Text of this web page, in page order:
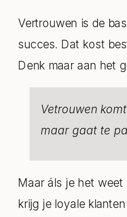
Vertrouwen is de
succes. Dat kost
Denk maar aan het
Vetrouwen
maar gaat te
Maar áls je het
krijg je loyale